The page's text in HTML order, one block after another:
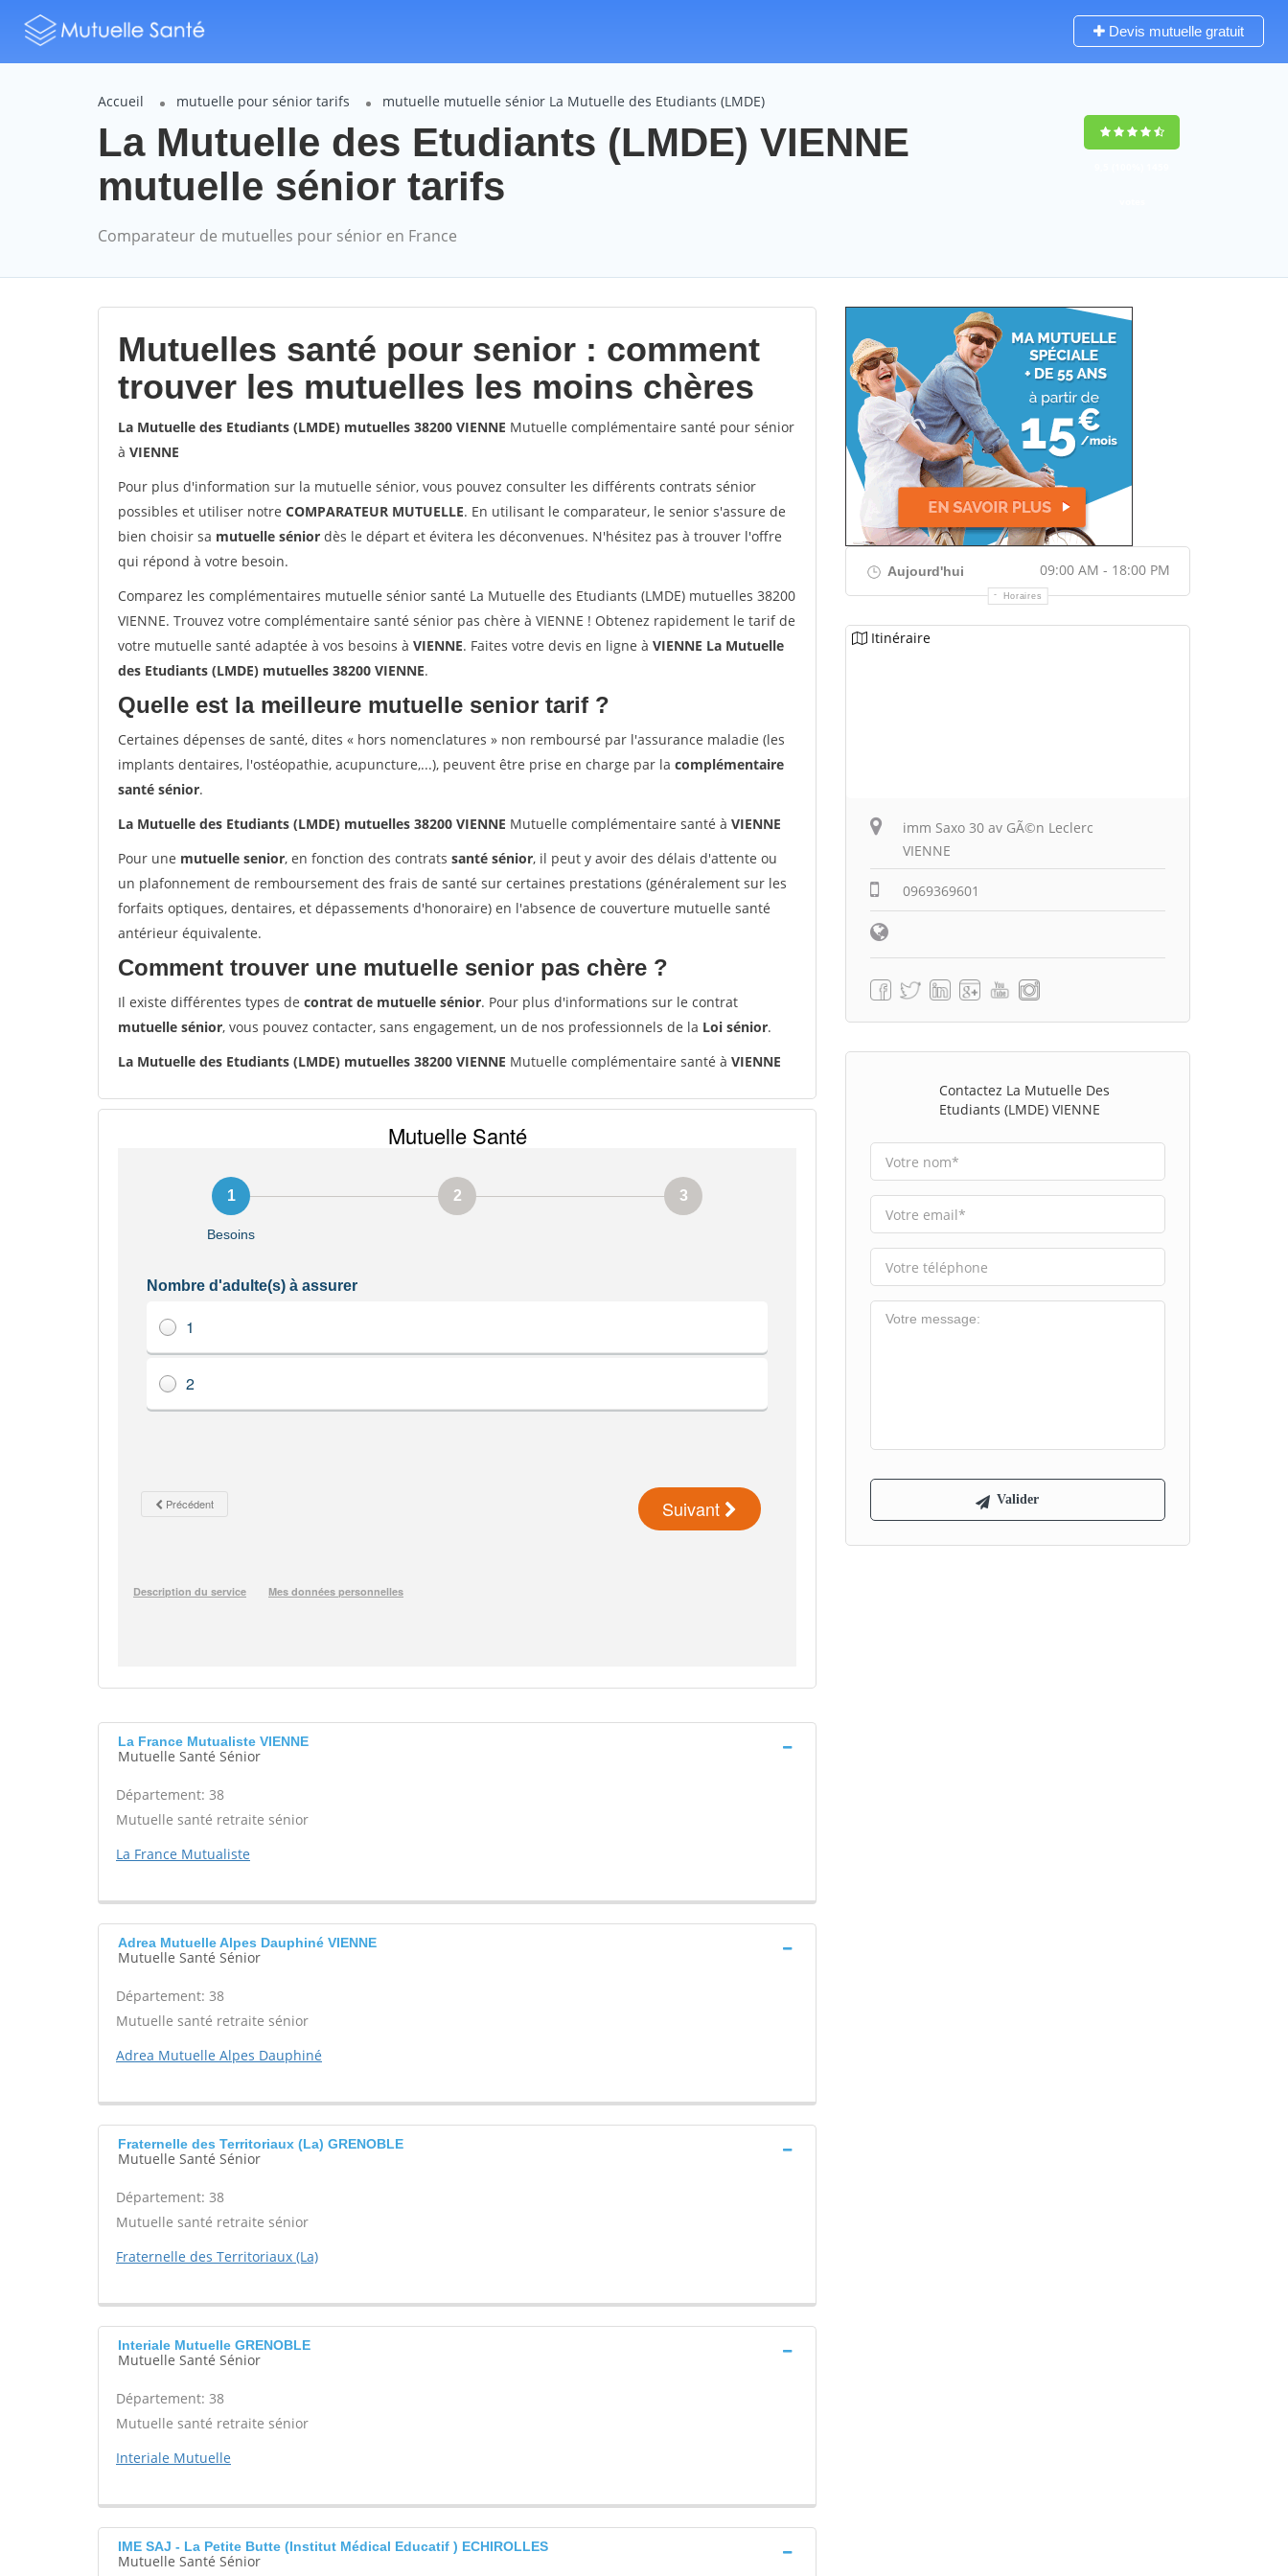
Devis mutuelle gratuit
Accueil mutuelle pour sénior tarifs mutuelle mutuelle sénior La Mutuelle des Etudiants (LMDE)
La Mutuelle des Etudiants (LMDE) VIENNE
mutuelle sénior tarifs
Comparateur de mutuelles pour sénior en France
Mutuelles santé pour senior : comment
trouver les mutuelles les moins chères
La Mutuelle des Etudiants (LMDE) mutuelles 38200 VIENNE Mutuelle complémentaire santé pour sénior
à VIENNE
Pour plus d'information sur la mutuelle sénior, vous pouvez consulter les différents contrats sénior
possibles et utiliser notre COMPARATEUR MUTUELLE. En utilisant le comparateur, le senior s'assure de
bien choisir sa mutuelle sénior dès le départ et évitera les déconvenues. N'hésitez pas à trouver l'offre
qui répond à votre besoin.
Comparez les complémentaires mutuelle sénior santé La Mutuelle des Etudiants (LMDE) mutuelles 38200
VIENNE. Trouvez votre complémentaire santé sénior pas chère à VIENNE ! Obtenez rapidement le tarif de
votre mutuelle santé adaptée à vos besoins à VIENNE. Faites votre devis en ligne à VIENNE La Mutuelle
des Etudiants (LMDE) mutuelles 38200 VIENNE.
Quelle est la meilleure mutuelle senior tarif ?
Certaines dépenses de santé, dites « hors nomenclatures » non remboursé par l'assurance maladie (les
implants dentaires, l'ostéopathie, acupuncture,...), peuvent être prise en charge par la complémentaire
santé sénior.
La Mutuelle des Etudiants (LMDE) mutuelles 38200 VIENNE Mutuelle complémentaire santé à VIENNE
Pour une mutuelle senior, en fonction des contrats santé sénior, il peut y avoir des délais d'attente ou
un plafonnement de remboursement des frais de santé sur certaines prestations (généralement sur les
forfaits optiques, dentaires, et dépassements d'honoraire) en l'absence de couverture mutuelle santé
antérieur équivalente.
Comment trouver une mutuelle senior pas chère ?
Il existe différentes types de contrat de mutuelle sénior. Pour plus d'informations sur le contrat
mutuelle sénior, vous pouvez contacter, sans engagement, un de nos professionnels de la Loi sénior.
La Mutuelle des Etudiants (LMDE) mutuelles 38200 VIENNE Mutuelle complémentaire santé à VIENNE
La France Mutualiste VIENNE
Mutuelle Santé Sénior
Département: 38
Mutuelle santé retraite sénior
La France Mutualiste
Adrea Mutuelle Alpes Dauphiné VIENNE
Mutuelle Santé Sénior
Département: 38
Mutuelle santé retraite sénior
Adrea Mutuelle Alpes Dauphiné
Fraternelle des Territoriaux (La) GRENOBLE
Mutuelle Santé Sénior
Département: 38
Mutuelle santé retraite sénior
Fraternelle des Territoriaux (La)
Interiale Mutuelle GRENOBLE
Mutuelle Santé Sénior
Département: 38
Mutuelle santé retraite sénior
Interiale Mutuelle
IME SAJ - La Petite Butte (Institut Médical Educatif ) ECHIROLLES
Mutuelle Santé Sénior
Aujourd'hui 09:00 AM - 18:00 PM
Horaires
Itinéraire
imm Saxo 30 av GÃ©n Leclerc
VIENNE
0969369601
Contactez La Mutuelle Des
Etudiants (LMDE) VIENNE